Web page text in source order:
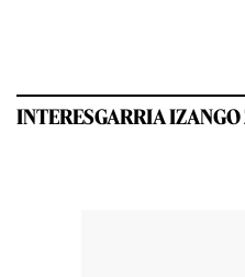
INTERESGARRIA